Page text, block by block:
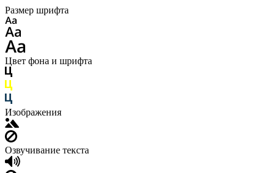
Размер шрифта
Цвет фона и шрифта
Изображения
Озвучивание текста